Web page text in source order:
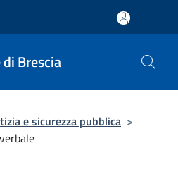
Brescia
e sicurezza pubblica >